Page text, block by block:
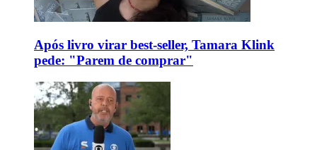
Após livro virar best-seller, Tamara Klink
pede: "Parem de comprar"